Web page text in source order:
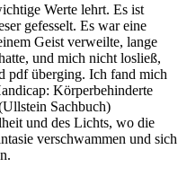
Werte lehrt. Es ist
gefesselt. Es war eine
Geist verweilte, lange
und mich nicht losließ,
pdf überging. Ich fand mich
Körperbehinderte
Sachbuch)
und des Lichts, wo die
verschwammen und sich